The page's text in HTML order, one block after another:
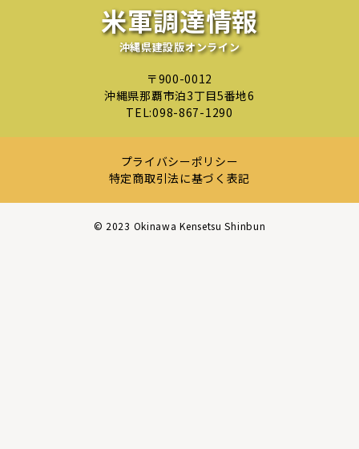
米軍調達情報
沖縄県建設版オンライン
〒900-0012
沖縄県那覇市泊3丁目5番地6
TEL:098-867-1290
プライバシーポリシー
特定商取引法に基づく表記
©︎ 2023 Okinawa Kensetsu Shinbun